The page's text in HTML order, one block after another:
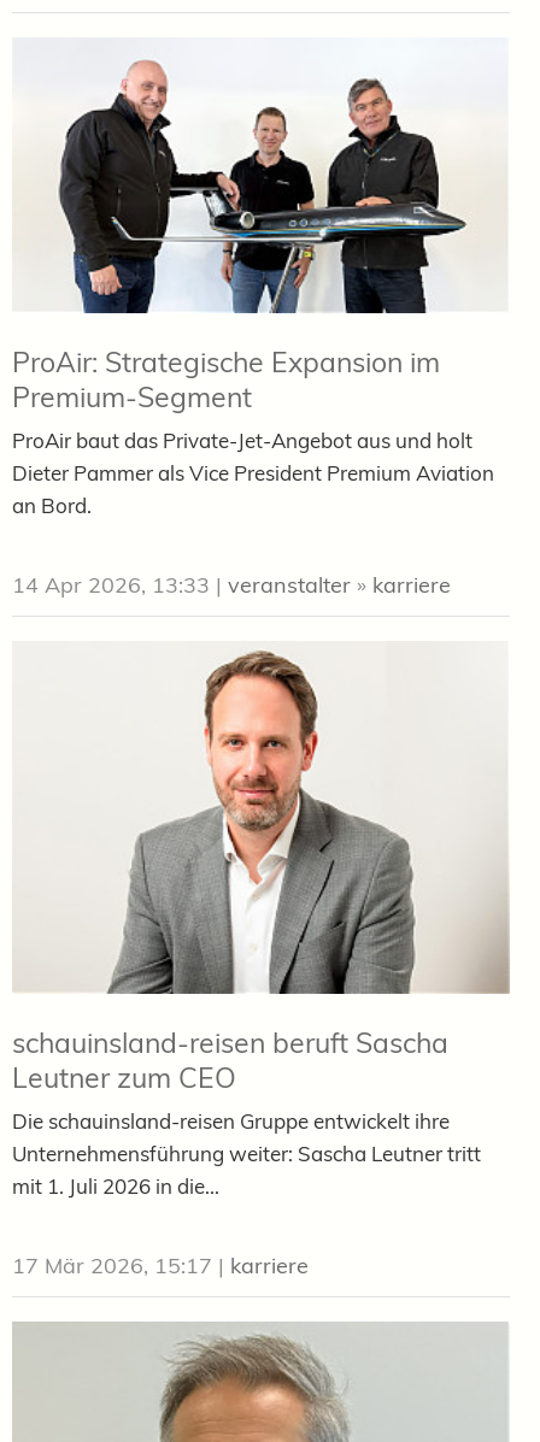
ProAir: Strategische Expansion im
Premium-Segment
ProAir baut das Private-Jet-Angebot aus und holt
Dieter Pammer als Vice President Premium Aviation
an Bord.
14 Apr 2026, 13:33 | veranstalter » karriere
schauinsland-reisen beruft Sascha
Leutner zum CEO
Die schauinsland-reisen Gruppe entwickelt ihre
Unternehmensführung weiter: Sascha Leutner tritt
mit 1. Juli 2026 in die...
17 Mär 2026, 15:17 | karriere